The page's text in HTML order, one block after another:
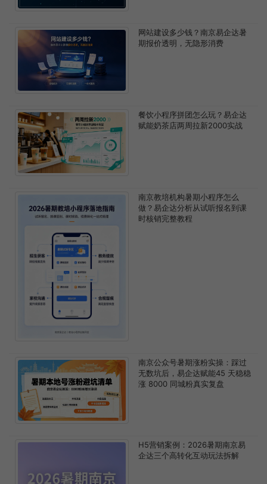
网站建设多少钱？南京易企达暑
期报价透明，无隐形消费
餐饮小程序拼团怎么玩？易企达
赋能奶茶店两周拉新2000实战
南京教培机构暑期小程序怎么
做？易企达分析从试听报名到课
时核销完整教程
南京公众号暑期涨粉实操：踩过
无数坑后，易企达赋能45 天稳稳
涨 8000 同城粉真实复盘
H5营销案例：2026暑期南京易
企达三个高转化互动玩法拆解